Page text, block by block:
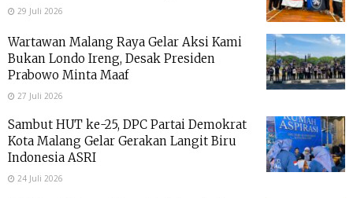
29 Juli 2026
Wartawan Malang Raya Gelar Aksi Kami
Bukan Londo Ireng, Desak Presiden
Prabowo Minta Maaf
27 Juli 2026
Sambut HUT ke-25, DPC Partai Demokrat
Kota Malang Gelar Gerakan Langit Biru
Indonesia ASRI
24 Juli 2026